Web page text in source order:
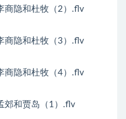
商隐和杜牧（2）.flv
商隐和杜牧（3）.flv
商隐和杜牧（4）.flv
郊和贾岛（1）.flv